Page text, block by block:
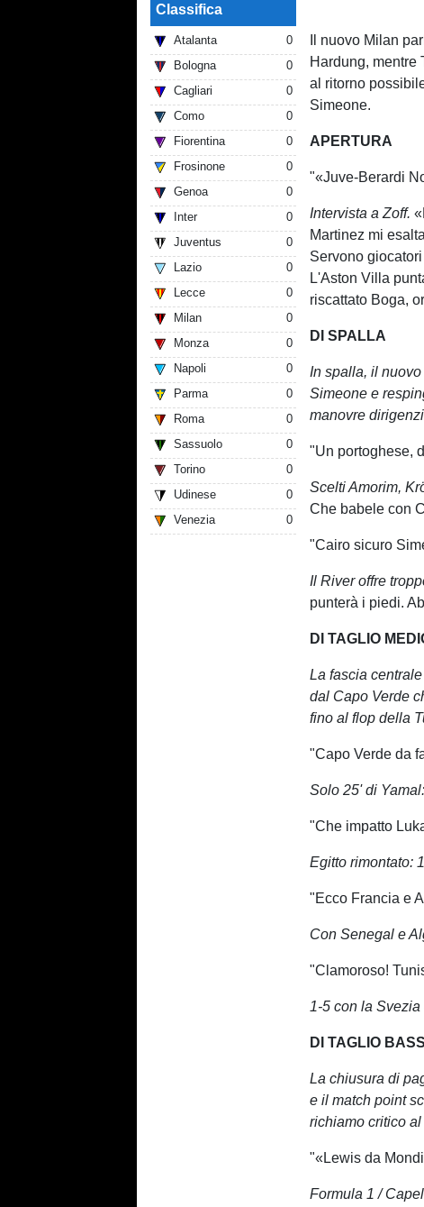
Classifica
Atalanta
0
Bologna
0
Cagliari
0
Como
0
Fiorentina
0
Frosinone
0
Genoa
0
Inter
0
Juventus
0
Lazio
0
Lecce
0
Milan
0
Monza
0
Napoli
0
Parma
0
Roma
0
Sassuolo
0
Torino
0
Udinese
0
Venezia
0
Il nuovo Milan
Hardung, mentre
al ritorno
Simeone.
APERTURA
"«Juve-Berardi
Intervista a Zoff.
Martinez mi
Servono
L'Aston Villa
riscattato Boga,
DI SPALLA
In spalla, il
Simeone e
manovre
"Un portoghese,
Scelti Amorim,
Che babele con
"Cairo sicuro
Il River offre
punterà i piedi.
DI TAGLIO
La fascia
dal Capo Verde
fino al flop della
"Capo Verde da
Solo 25' di
"Che impatto
Egitto rimontato:
"Ecco Francia e
Con Senegal e
"Clamoroso!
1-5 con la Svezia
DI TAGLIO
La chiusura di
e il match point
richiamo critico
"«Lewis da
Formula 1 /